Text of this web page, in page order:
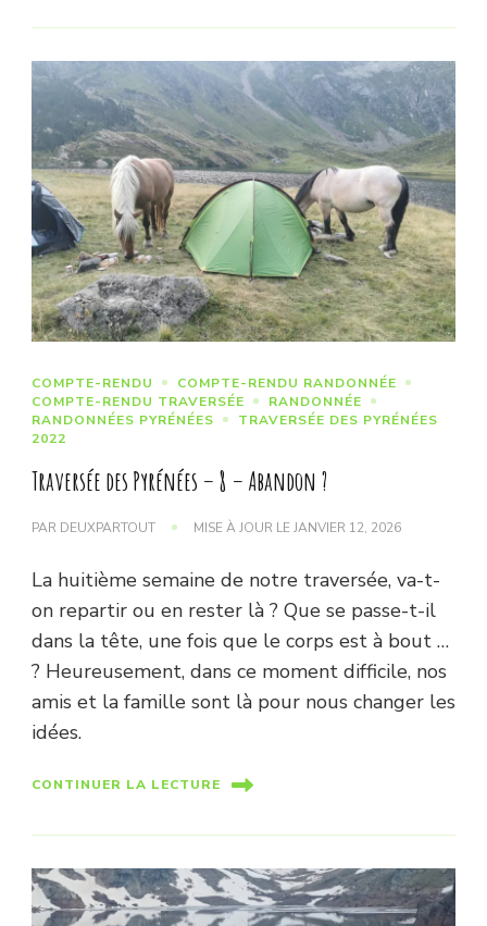
COMPTE-RENDU
COMPTE-RENDU RANDONNÉE
COMPTE-RENDU TRAVERSÉE
RANDONNÉE
RANDONNÉES PYRÉNÉES
TRAVERSÉE DES PYRÉNÉES
2022
Traversée des Pyrénées – 8 – Abandon ?
PAR DEUXPARTOUT MISE À JOUR LEJANVIER 12, 2026
La huitième semaine de notre traversée, va-t-
on repartir ou en rester là ? Que se passe-t-il
dans la tête, une fois que le corps est à bout …
? Heureusement, dans ce moment difficile, nos
amis et la famille sont là pour nous changer les
idées.
CONTINUER LA LECTURE